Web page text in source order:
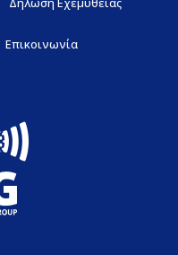
Επικοινωνία